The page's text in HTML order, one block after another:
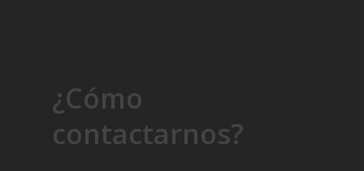
¿Cómo
contactarnos?